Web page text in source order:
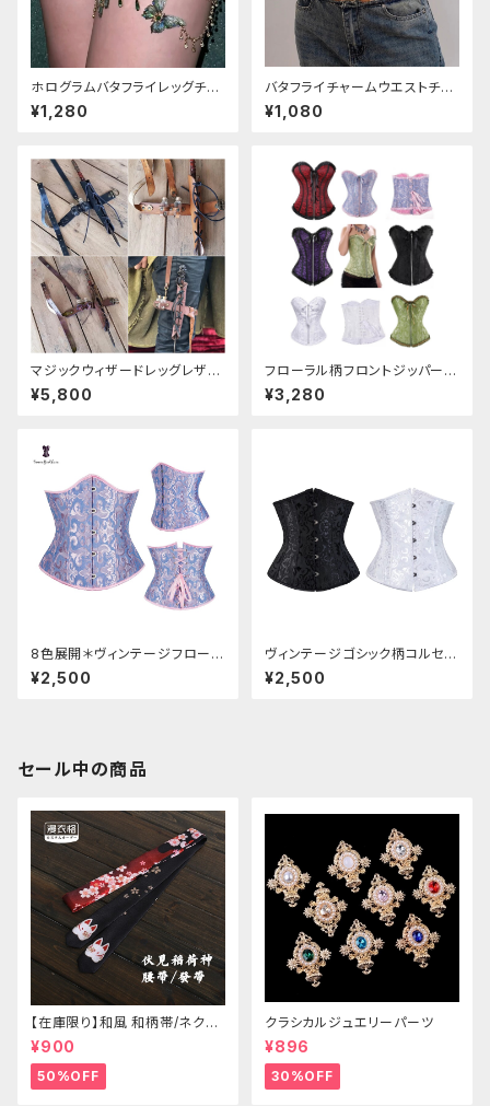
ホログラムバタフライレッグチェ
ーン
¥1,280
バタフライチャームウエストチェ
ーン
¥1,080
マジックウィザードレッグレザー
ホルダー
¥5,800
フローラル柄フロントジッパーコ
ルセット
¥3,280
8色展開＊ヴィンテージフローラ
ル柄コルセット
¥2,500
ヴィンテージゴシック柄コルセッ
ト
¥2,500
セール中の商品
【在庫限り】和風 和柄帯/ネクタ
イ/リボン（狐面/金魚
¥900
50%OFF
クラシカルジュエリーパーツ
¥896
30%OFF